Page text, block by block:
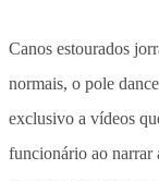
Canos estourados
normais, o pole
exclusivo a vídeos
funcionário ao narrar